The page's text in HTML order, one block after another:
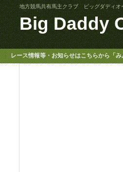
地方競馬共有馬主クラブ ビッグダディオ
Big Daddy
レース情報等・お知らせはこちらから「